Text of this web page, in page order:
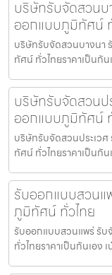
บริษัทรับจัดสวน
ออกแบบภูมิทัศน์
บริษัทรับจัดสวนบางนา
ทัศน์ ทั่วไทยราคาเป็นกั
บริษัทรับจัดสวนป
ออกแบบภูมิทัศน์
บริษัทรับจัดสวนประเว
ทัศน์ ทั่วไทยราคาเป็นกั
รับออกแบบสวน
ภูมิทัศน์ ทั่วไทย
รับออกแบบสวนแพร่ รั
ทั่วไทยราคาเป็นกันเอ